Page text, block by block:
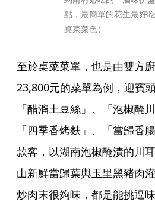
點，最簡單的花生最好
桌菜菜色）
至於桌菜菜單，也是由雙方
23,800元的菜單為例，迎賓
「醋溜土豆絲」、「泡椒醃
「四季香烤麩」、「當歸香
款客，以湖南泡椒醃漬的川
山新鮮當歸葉與玉里黑豬肉
炒肉末很夠味，都是能挑逗